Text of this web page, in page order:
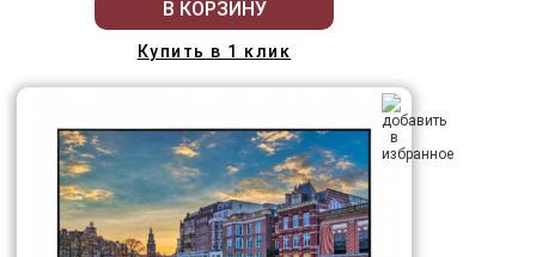
В КОРЗИНУ
Купить в 1 клик